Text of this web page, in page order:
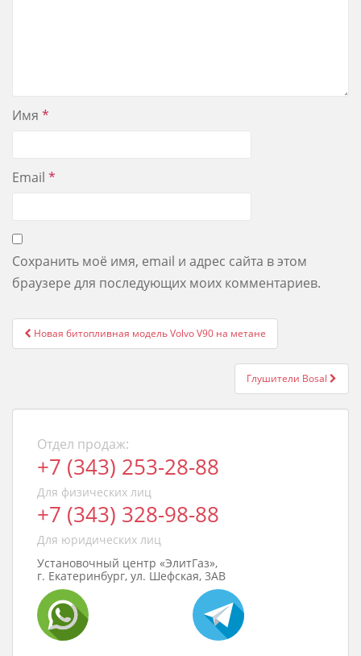
Имя *
Email *
Сохранить моё имя, email и адрес сайта в этом
браузере для последующих моих комментариев.
Post
navigation
Новая битопливная модель Volvo V90 на метане
Глушители Bosal
Отдел продаж:
+7 (343) 253-28-88
Для физических лиц
+7 (343) 328-98-88
Для юридических лиц
Установочный центр «ЭлитГаз»,
г. Екатеринбург, ул. Шефская, 3АВ